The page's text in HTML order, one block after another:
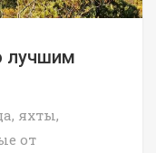
лучшим
яхты,
от